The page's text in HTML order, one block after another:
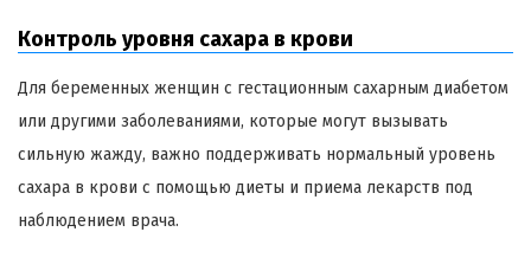
Контроль уровня сахара в крови
Для беременных женщин с гестационным сахарным диабетом
или другими заболеваниями, которые могут вызывать
сильную жажду, важно поддерживать нормальный уровень
сахара в крови с помощью диеты и приема лекарств под
наблюдением врача.